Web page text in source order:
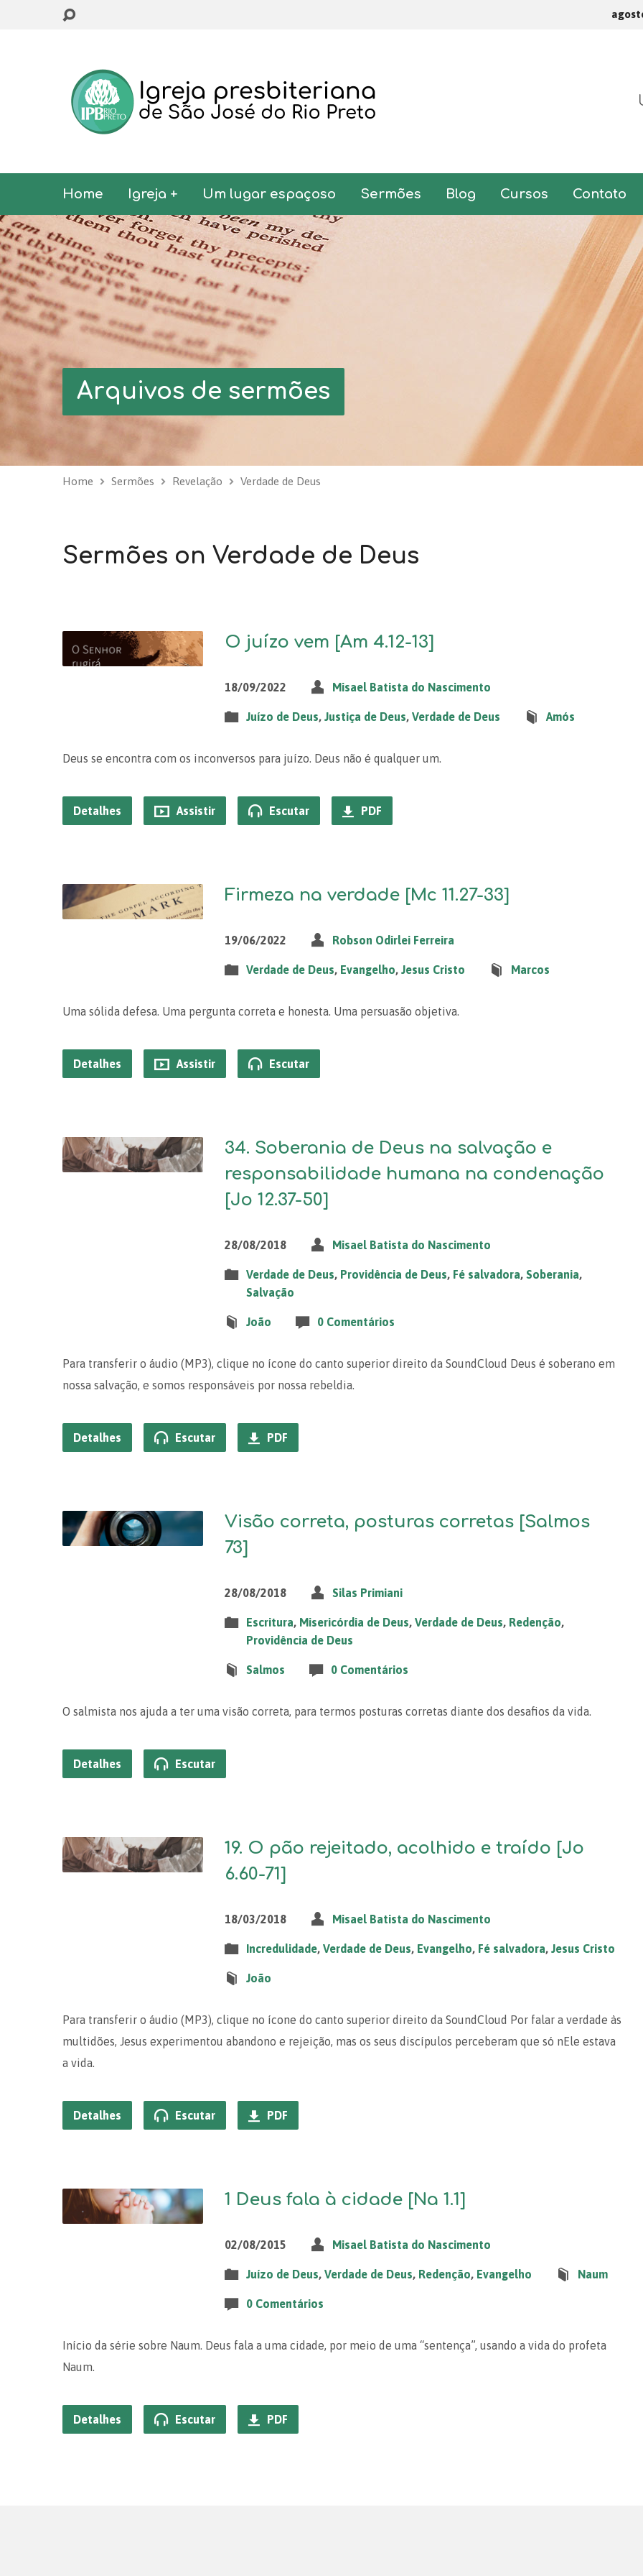
Home Igreja + Um lugar espaçoso Sermões Blog Cursos Contato
Arquivos de sermões
Home Sermões Revelação Verdade de Deus
Sermões on Verdade de Deus
O juízo vem [Am 4.12-13]
18/09/2022 Misael Batista do Nascimento
Juízo de Deus,Justiça de Deus,Verdade de Deus Amós
Deus se encontra com os inconversos para juízo. Deus não é qualquer um.
Detalhes Assistir Escutar PDF
Firmeza na verdade [Mc 11.27-33]
19/06/2022 Robson Odirlei Ferreira
Verdade de Deus, Evangelho,Jesus Cristo Marcos
Uma sólida defesa. Uma pergunta correta e honesta. Uma persuasão objetiva.
Detalhes Assistir Escutar
34. Soberania de Deus na salvação e
responsabilidade humana na condenação
[Jo 12.37-50]
28/08/2018 Misael Batista do Nascimento
Verdade de Deus, Providência de Deus, Fé salvadora,Soberania,
Salvação
João 0 Comentários
Para transferir o áudio (MP3), clique no ícone do canto superior direito da SoundCloud Deus é soberano em
nossa salvação, e somos responsáveis por nossa rebeldia.
Detalhes Escutar PDF
Visão correta, posturas corretas [Salmos
73]
28/08/2018 Silas Primiani
Escritura, Misericórdia de Deus,Verdade de Deus, Redenção,
Providência de Deus
Salmos 0 Comentários
O salmista nos ajuda a ter uma visão correta, para termos posturas corretas diante dos desafios da vida.
Detalhes Escutar
19. O pão rejeitado, acolhido e traído [Jo
6.60-71]
18/03/2018 Misael Batista do Nascimento
Incredulidade,Verdade de Deus, Evangelho, Fé salvadora,Jesus Cristo
João
Para transferir o áudio (MP3), clique no ícone do canto superior direito da SoundCloud Por falar a verdade às
multidões, Jesus experimentou abandono e rejeição, mas os seus discípulos perceberam que só nEle estava
a vida.
Detalhes Escutar PDF
1 Deus fala à cidade [Na 1.1]
02/08/2015 Misael Batista do Nascimento
Juízo de Deus,Verdade de Deus, Redenção, Evangelho Naum
0 Comentários
Início da série sobre Naum. Deus fala a uma cidade, por meio de uma “sentença”, usando a vida do profeta
Naum.
Detalhes Escutar PDF